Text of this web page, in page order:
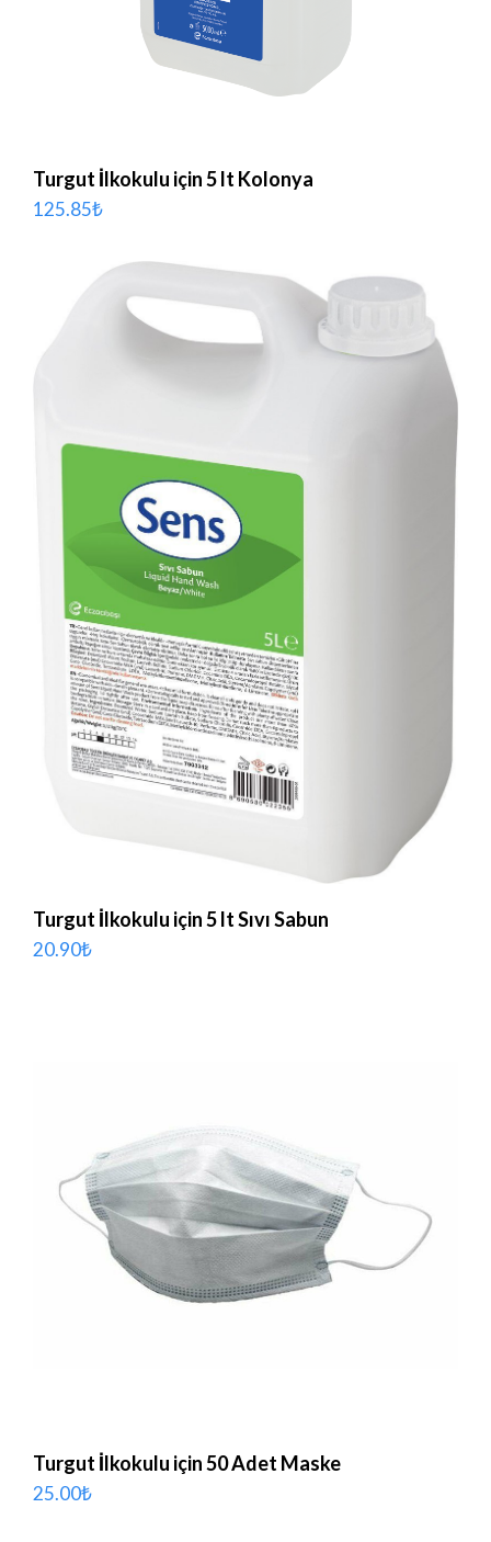
Turgut İlkokulu için 5 lt Kolonya
125.85₺
Turgut İlkokulu için 5 lt Sıvı Sabun
20.90₺
Turgut İlkokulu için 50 Adet Maske
25.00₺